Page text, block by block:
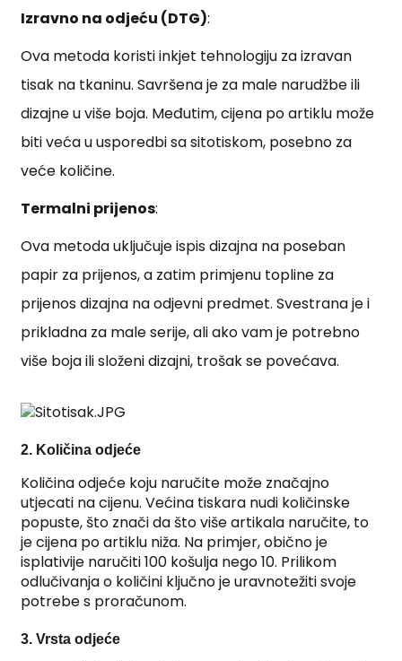
Izravno na odjeću (DTG):
Ova metoda koristi inkjet tehnologiju za izravan
tisak na tkaninu. Savršena je za male narudžbe ili
dizajne u više boja. Međutim, cijena po artiklu može
biti veća u usporedbi sa sitotiskom, posebno za
veće količine.
Termalni prijenos:
Ova metoda uključuje ispis dizajna na poseban
papir za prijenos, a zatim primjenu topline za
prijenos dizajna na odjevni predmet. Svestrana je i
prikladna za male serije, ali ako vam je potrebno
više boja ili složeni dizajni, trošak se povećava.
2. Količina odjeće
Količina odjeće koju naručite može značajno
utjecati na cijenu. Većina tiskara nudi količinske
popuste, što znači da što više artikala naručite, to
je cijena po artiklu niža. Na primjer, obično je
isplativije naručiti 100 košulja nego 10. Prilikom
odlučivanja o količini ključno je uravnotežiti svoje
potrebe s proračunom.
3. Vrsta odjeće